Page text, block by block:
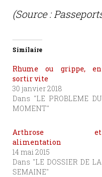
(Source :
Similaire
Rhume ou grippe, en
sortir vite
30 janvier 2018
Dans "LE PROBLEME DU
MOMENT"
Arthrose et
alimentation
14 mai 2015
Dans "LE DOSSIER DE LA
SEMAINE"